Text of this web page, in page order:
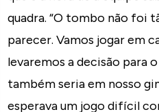
quadra. “O tombo não foi
parecer. Vamos jogar em
levaremos a decisão para
também seria em nosso
esperava um jogo difícil